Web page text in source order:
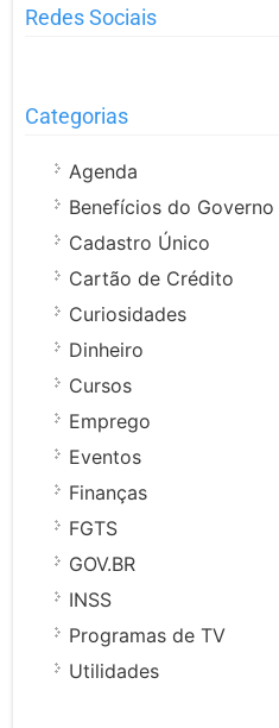
Redes Sociais
Categorias
Agenda
Benefícios do Governo
Cadastro Único
Cartão de Crédito
Curiosidades
Dinheiro
Cursos
Emprego
Eventos
Finanças
FGTS
GOV.BR
INSS
Programas de TV
Utilidades